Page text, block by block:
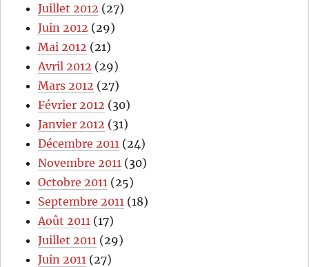
Juillet 2012 (27)
Juin 2012 (29)
Mai 2012 (21)
Avril 2012 (29)
Mars 2012 (27)
Février 2012 (30)
Janvier 2012 (31)
Décembre 2011 (24)
Novembre 2011 (30)
Octobre 2011 (25)
Septembre 2011 (18)
Août 2011 (17)
Juillet 2011 (29)
Juin 2011 (27)